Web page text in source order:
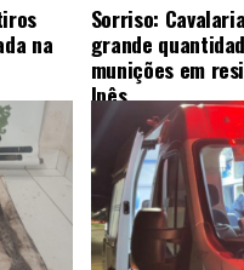
na
Sorriso:
grande
munições em
Ipês